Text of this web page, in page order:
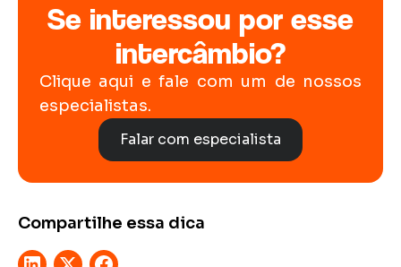
Se interessou por esse
intercâmbio?
Clique aqui e fale com um de nossos
especialistas.
Falar com especialista
Compartilhe essa dica